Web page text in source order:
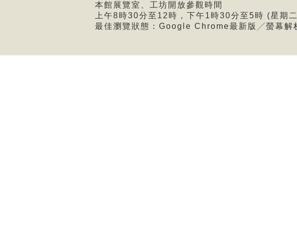
本館展覽室、工坊開放參觀時間
上午8時30分至12時，下午1時30分至5時 (星期
最佳瀏覽狀態：Google Chrome最新版╱螢幕解